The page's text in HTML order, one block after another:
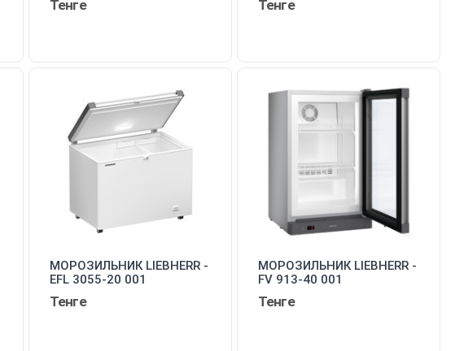
Тенге Тенге
МОРОЗИЛЬНИК LIEBHERR -
EFL 3055-20 001
Тенге
МОРОЗИЛЬНИК LIEBHERR -
FV 913-40 001
Тенге